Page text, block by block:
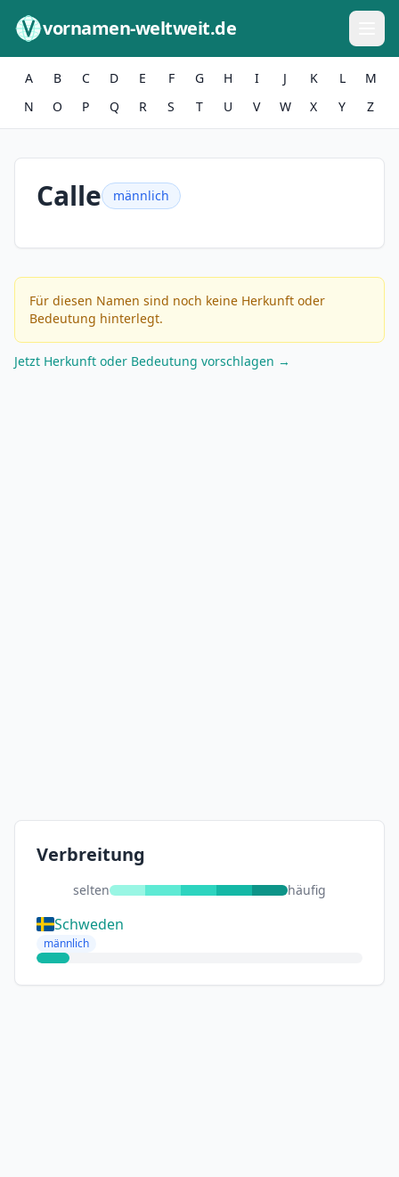
vornamen-weltweit.de
A B C D E F G H I J K L
M
N
O P Q R S T U V W X Y Z
Calle männlich
Für diesen Namen sind noch keine Herkunft oder
Bedeutung hinterlegt.
Jetzt Herkunft oder Bedeutung vorschlagen →
Verbreitung
selten häufig
Schweden
männlich